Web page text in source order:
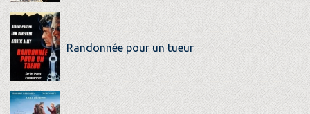
Randonnée pour un tueur